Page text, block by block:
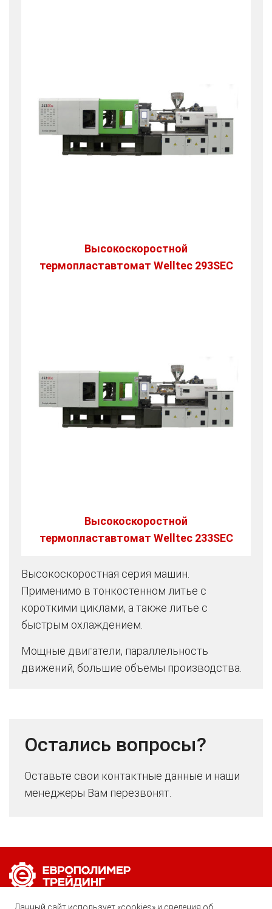
Высокоскоростной
термопластавтомат Welltec 293SEC
Высокоскоростной
термопластавтомат Welltec 233SEC
Высокоскоростная серия машин.
Применимо в тонкостенном литье с
короткими циклами, а также литье с
быстрым охлаждением.
Мощные двигатели, параллельность
движений, большие объемы производства.
Остались вопросы?
Оставьте свои контактные данные и наши
менеджеры Вам перезвонят.
Позвоните нам по любому вопросу: